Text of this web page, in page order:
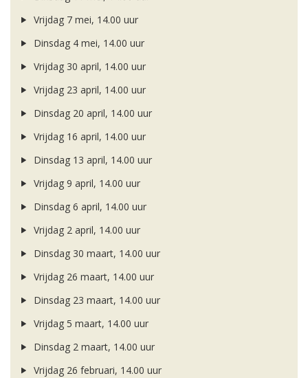
Vrijdag 7 mei, 14.00 uur
Dinsdag 4 mei, 14.00 uur
Vrijdag 30 april, 14.00 uur
Vrijdag 23 april, 14.00 uur
Dinsdag 20 april, 14.00 uur
Vrijdag 16 april, 14.00 uur
Dinsdag 13 april, 14.00 uur
Vrijdag 9 april, 14.00 uur
Dinsdag 6 april, 14.00 uur
Vrijdag 2 april, 14.00 uur
Dinsdag 30 maart, 14.00 uur
Vrijdag 26 maart, 14.00 uur
Dinsdag 23 maart, 14.00 uur
Vrijdag 5 maart, 14.00 uur
Dinsdag 2 maart, 14.00 uur
Vrijdag 26 februari, 14.00 uur